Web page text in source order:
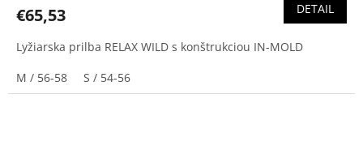
€65,53 DETAIL
Lyžiarska prilba RELAX WILD s konštrukciou IN-MOLD
M / 56-58
S / 54-56